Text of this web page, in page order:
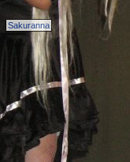
Sakuranna